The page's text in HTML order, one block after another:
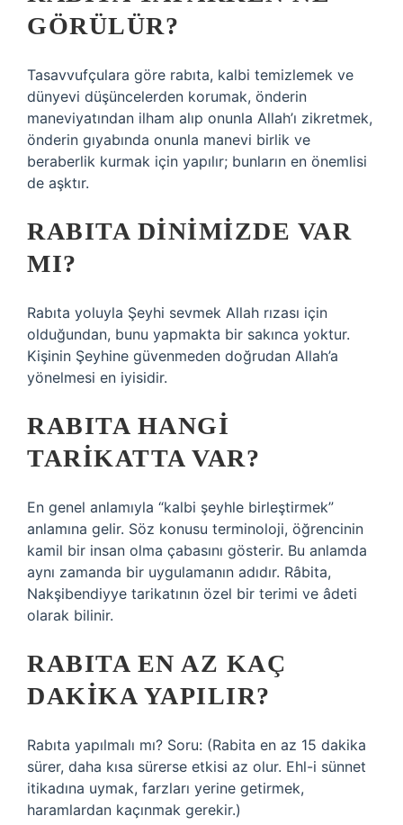
GÖRÜLÜR?
Tasavvufçulara göre rabıta, kalbi temizlemek ve
dünyevi düşüncelerden korumak, önderin
maneviyatından ilham alıp onunla Allah’ı zikretmek,
önderin gıyabında onunla manevi birlik ve
beraberlik kurmak için yapılır; bunların en önemlisi
de aşktır.
RABITA DINIMIZDE VAR
MI?
Rabıta yoluyla Şeyhi sevmek Allah rızası için
olduğundan, bunu yapmakta bir sakınca yoktur.
Kişinin Şeyhine güvenmeden doğrudan Allah’a
yönelmesi en iyisidir.
RABITA HANGI
TARIKATTA VAR?
En genel anlamıyla “kalbi şeyhle birleştirmek”
anlamına gelir. Söz konusu terminoloji, öğrencinin
kamil bir insan olma çabasını gösterir. Bu anlamda
aynı zamanda bir uygulamanın adıdır. Râbita,
Nakşibendiyye tarikatının özel bir terimi ve âdeti
olarak bilinir.
RABITA EN AZ KAÇ
DAKIKA YAPILIR?
Rabıta yapılmalı mı? Soru: (Rabita en az 15 dakika
sürer, daha kısa sürerse etkisi az olur. Ehl-i sünnet
itikadına uymak, farzları yerine getirmek,
haramlardan kaçınmak gerekir.)